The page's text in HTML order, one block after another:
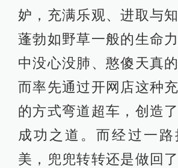
妒，充满乐观、进取与
蓬勃如野草一般的生命
中没心没肺、憨傻天真
而率先通过开网店这种
的方式弯道超车，创造
成功之道。而经过一
美，兜兜转转还是做回